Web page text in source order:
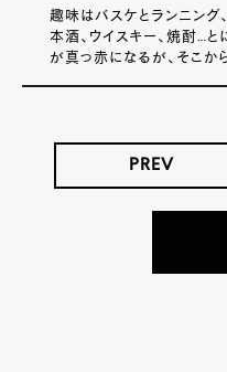
趣味はバスケとランニング
本酒、ウイスキー、焼酎…と
が真っ赤になるが、そこか
PREV